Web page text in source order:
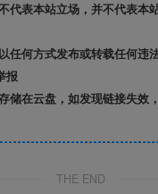
代表本站立场，并不代表本
任何方式发布或转载任何违
报
储在云盘，如发现链接失效
THE END